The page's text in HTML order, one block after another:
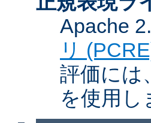
Apache
リ
評価には
を使用し